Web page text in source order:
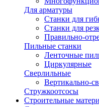
Для арматуры
Станки для
Станки для
Правильно-
Пильные станки
Ленточные
Циркулярные
Сверлильные
Вертикально-
Стружкоотсосы
Строительные